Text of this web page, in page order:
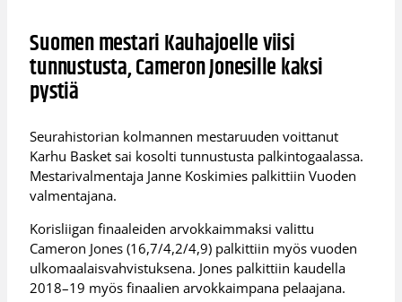
Suomen mestari Kauhajoelle viisi
tunnustusta, Cameron Jonesille kaksi
pystiä
Seurahistorian kolmannen mestaruuden voittanut
Karhu Basket sai kosolti tunnustusta palkintogaalassa.
Mestarivalmentaja Janne Koskimies palkittiin Vuoden
valmentajana.
Korisliigan finaaleiden arvokkaimmaksi valittu
Cameron Jones (16,7/4,2/4,9) palkittiin myös vuoden
ulkomaalaisvahvistuksena. Jones palkittiin kaudella
2018–19 myös finaalien arvokkaimpana pelaajana.